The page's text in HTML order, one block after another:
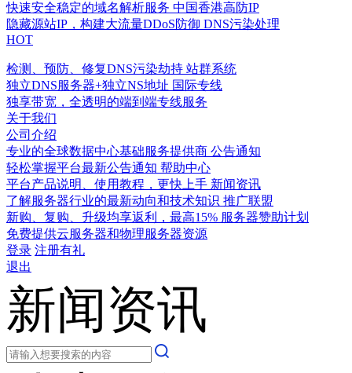
快速安全稳定的域名解析服务 中国香港高防IP
隐藏源站IP，构建大流量DDoS防御 DNS污染处理
HOT
检测、预防、修复DNS污染劫持 站群系统
独立DNS服务器+独立NS地址 国际专线
独享带宽，全透明的端到端专线服务
关于我们
公司介绍
专业的全球数据中心基础服务提供商 公告通知
轻松掌握平台最新公告通知 帮助中心
平台产品说明、使用教程，更快上手 新闻资讯
了解服务器行业的最新动向和技术知识 推广联盟
新购、复购、升级均享返利，最高15% 服务器赞助计划
免费提供云服务器和物理服务器资源
登录 注册有礼
退出
新闻资讯